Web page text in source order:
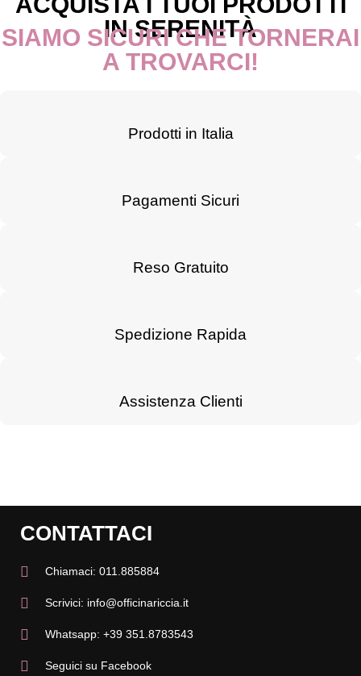
IN SERENITÀ
SIAMO SICURI CHE TORNERAI
A TROVARCI!
Prodotti in Italia
Pagamenti Sicuri
Reso Gratuito
Spedizione Rapida
Assistenza Clienti
CONTATTACI
Chiamaci: 011.885884
Scrivici: info@officinariccia.it
Whatsapp: +39 351.8783543
Seguici su Facebook